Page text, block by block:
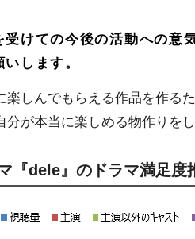
けての今後の活動への意
します。
楽しんでもらえる作品を作る
分が本当に楽しめる物作りを
『dele』のドラマ満足度